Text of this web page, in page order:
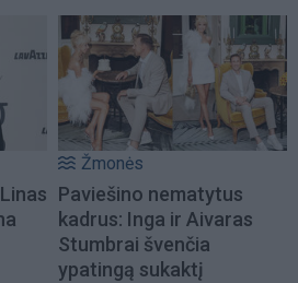
Žmonės
Paviešino nematytus
kadrus: Inga ir Aivaras
Stumbrai švenčia
ypatingą sukaktį